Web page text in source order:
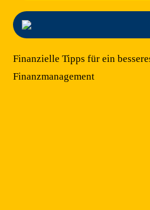
Finanzielle Tipps für ein
Finanzmanagement